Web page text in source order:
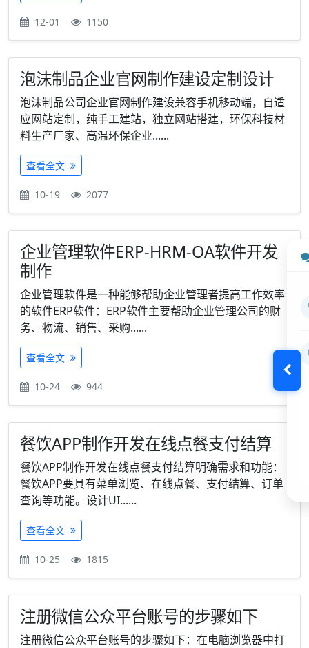
12-01 1150
泡沫制品企业官网制作建设定制设计
泡沫制品公司企业官网制作建设兼容手机移动端，自适
应网站定制，纯手工建站，独立网站搭建，环保科技材
料生产厂家、高温环保企业......
查看全文
10-19 2077
企业管理软件ERP-HRM-OA软件开发
制作
企业管理软件是一种能够帮助企业管理者提高工作效率
的软件ERP软件：ERP软件主要帮助企业管理公司的财
务、物流、销售、采购......
查看全文
10-24 944
餐饮APP制作开发在线点餐支付结算
餐饮APP制作开发在线点餐支付结算明确需求和功能：
餐饮APP要具有菜单浏览、在线点餐、支付结算、订单
查询等功能。设计UI......
查看全文
10-25 1815
注册微信公众平台账号的步骤如下
注册微信公众平台账号的步骤如下：在电脑浏览器中打